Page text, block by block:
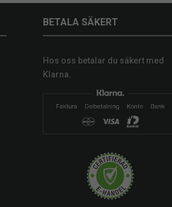
BETALA SÄKERT
Hos oss betalar du säkert med
Klarna.